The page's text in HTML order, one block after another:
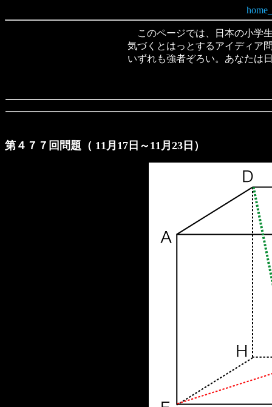
このページでは、日本の小学
気づくとはっとするアイディア
いずれも強者ぞろい。あなたは
第４７７回問題（ 11月17日～11月23日）